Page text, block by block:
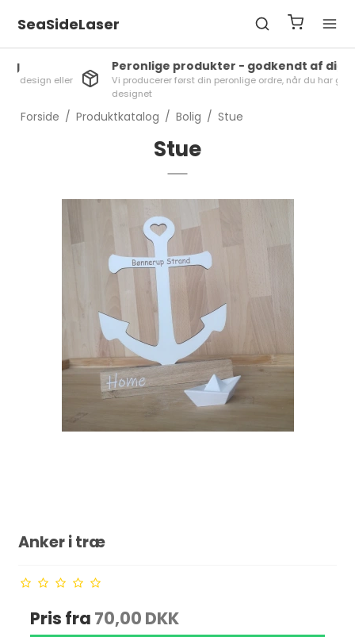
SeaSideLaser
Peronlige produkter - godkendt af dig
Vi producerer først din peronlige ordre, når du har godkendt
Forside / Produktkatalog / Bolig / Stue
Stue
Anker i træ
Pris fra 70,00 DKK